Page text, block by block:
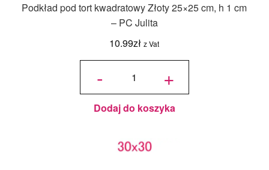
Podkład pod tort kwadratowy Złoty 25×25 cm, h 1 cm
– PC Julita
10.99zł z Vat
-
ilość
kwadratowy
Złoty 25x25
PC Julita +
Dodaj do koszyka